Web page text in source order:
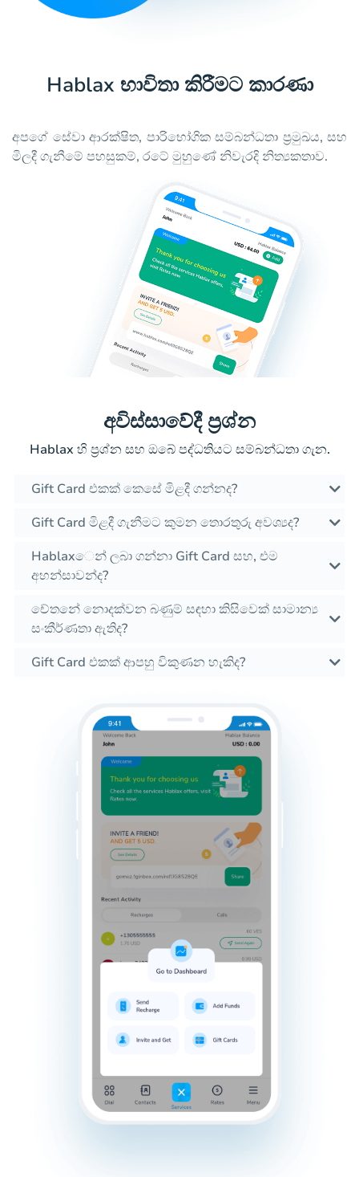
Hablax භාවිතා කිරීමට කාරණා
අපගේ සේවා ආරක්ෂිත, පාරිභෝගික සම්බන්ධතා ප්‍රමුඛය, සහ
මිලදී ගැනීමේ පහසුකම්, රටේ මුහුණේ නිවැරදි නිත්‍යකතාව.
අවිස්සාවේදී ප්‍රශ්න
Hablax හි ප්‍රශ්න සහ ඔබේ පද්ධතියට සම්බන්ධතා ගැන.
Gift Card එකක් කෙසේ මිළදී ගන්නද?
Gift Card මිළදී ගැනීමට කුමන තොරතුරු අවශ්‍යද?
Hablaxෙන් ලබා ගන්නා Gift Card සහ, එම
අහන්සාවන්ද?
චේතනේ නොදක්වන බණුම් සඳහා කිසිවෙක් සාමාන්‍ය
සංකීර්ණතා ඇතිද?
Gift Card එකක් ආපහු විකුණන හැකිද?